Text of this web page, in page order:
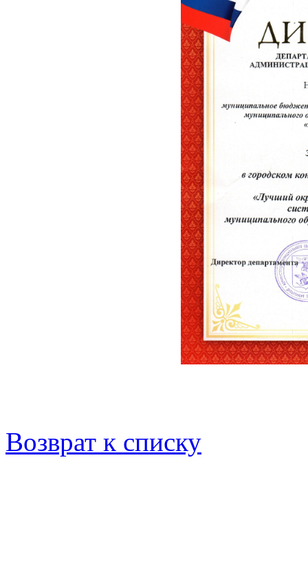
Возврат к списку